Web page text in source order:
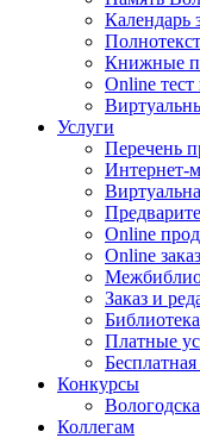
Календарь
Книжные
Online
Услуги
Перечень
Интернет-
Online
Online
Заказ и
Платные
Конкурсы
Коллегам